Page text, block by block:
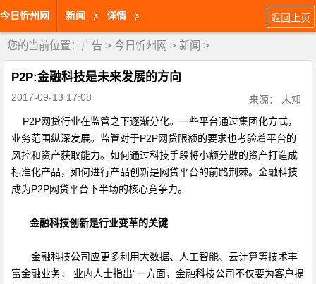
今日忻州网 新闻 详情 返回上页
您的当前位置： 广告 > 今日忻州网 > 新闻 >
P2P:金融科技是未来发展的方向
2017-09-13 17:08
来源： 未知
P2P网贷行业在监管之下逐渐分化。一些平台通过集团化方式，
业务范围纵深发展。监管对于P2P网贷限额的要求也考验着平台的
风控和资产获取能力。如何通过科技手段将小额分散的资产打造成
标准化产品，如何进行产品创新是网贷平台的前路荆棘。金融科技
成为P2P网贷平台下半场的核心竞争力。
金融科技创新是行业变革的关键
金融科技公司应更多利用大数据、人工智能、云计算等技术丰
富金融业务， 业内人士指出“一方面，金融科技公司不仅要为客户提